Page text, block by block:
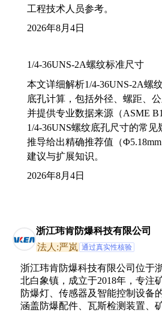
工程技术人员参考。
2026年8月4日
1/4-36UNS-2A螺纹标准尺寸
本文详细解析1/4-36UNS-2A螺
底孔计算，包括外径、螺距、
并提供专业数据来源（ASME
1/4-36UNS螺纹底孔尺寸的常
推导给出精确推荐值（
建议与扩展知识。
2026年8月4日
浙江玮肯防爆科技有限公司
法人:严岚 通过真实性核验
浙江玮肯防爆科技有限公司位于
北白象镇，成立于2018年，专注
防爆灯、传感器及智能控制设备
涵盖防爆配件、瓦斯检测装置、